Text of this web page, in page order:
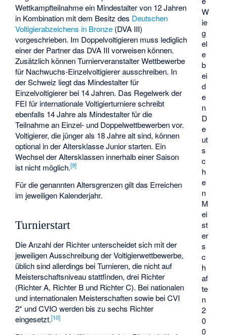
W
ie
g
el
e
b
ei
d
e
n
D
e
ut
s
c
h
e
n
M
ei
st
er
s
c
h
af
te
n
2
0
0
Wettkampfteilnahme ein Mindestalter von 12 Jahren
in Kombination mit dem Besitz des Deutschen
Voltigierabzeichens in Bronze (DVA III)
vorgeschrieben. Im Doppelvoltigieren muss lediglich
einer der Partner das DVA III vorweisen können.
Zusätzlich können Turnierveranstalter Wettbewerbe
für Nachwuchs-Einzelvoltigierer ausschreiben. In
der Schweiz liegt das Mindestalter für
Einzelvoltigierer bei 14 Jahren. Das Regelwerk der
FEI für internationale Voltigierturniere schreibt
ebenfalls 14 Jahre als Mindestalter für die
Teilnahme an Einzel- und Doppelwettbewerben vor.
Voltigierer, die jünger als 18 Jahre alt sind, können
optional in der Altersklasse Junior starten. Ein
Wechsel der Altersklassen innerhalb einer Saison
ist nicht möglich.[9]
Für die genannten Altersgrenzen gilt das Erreichen
im jeweiligen Kalenderjahr.
Turnierstart
Die Anzahl der Richter unterscheidet sich mit der
jeweiligen Ausschreibung der Voltigierwettbewerbe,
üblich sind allerdings bei Turnieren, die nicht auf
Meisterschaftsniveau stattfinden, drei Richter
(Richter A, Richter B und Richter C). Bei nationalen
und internationalen Meisterschaften sowie bei CVI
2* und CVIO werden bis zu sechs Richter
eingesetzt.[10]